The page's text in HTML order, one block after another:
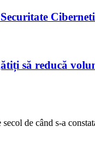
să reducă
de când s-a